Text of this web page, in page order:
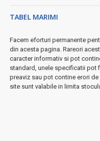
✓Unghi de înclinare
✓
decor
• Instalare rapidă:
unelte speciale
• Funcționare:220-240V ~
TABEL MARIMI
Facem eforturi permanente
din acesta pagina. Rareori
caracter informativ si pot
standard, unele specificatii pot
preaviz sau pot contine erori
site sunt valabile in limita